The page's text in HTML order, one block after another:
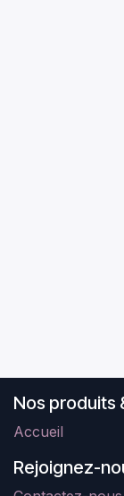
Nos produits
Accueil
Rejoignez-